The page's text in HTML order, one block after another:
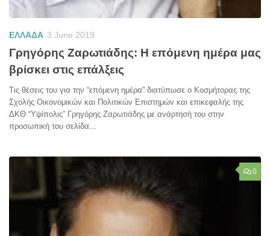
ΕΛΛΑΔΑ 3 June 2019
Γρηγόρης Ζαρωτιάδης: Η επόμενη ημέρα μας
βρίσκει στις επάλξεις
Τις θέσεις του για την “επόμενη ημέρα” διατύπωσε ο Κοσμήτορας της
Σχολής Οικονομικών και Πολιτικών Επιστημών και επικεφαλής της
ΔΚΘ “Υψίπολις” Γρηγόρης Ζαρωτιάδης με ανάρτησή του στην
προσωπική του σελίδα...
0